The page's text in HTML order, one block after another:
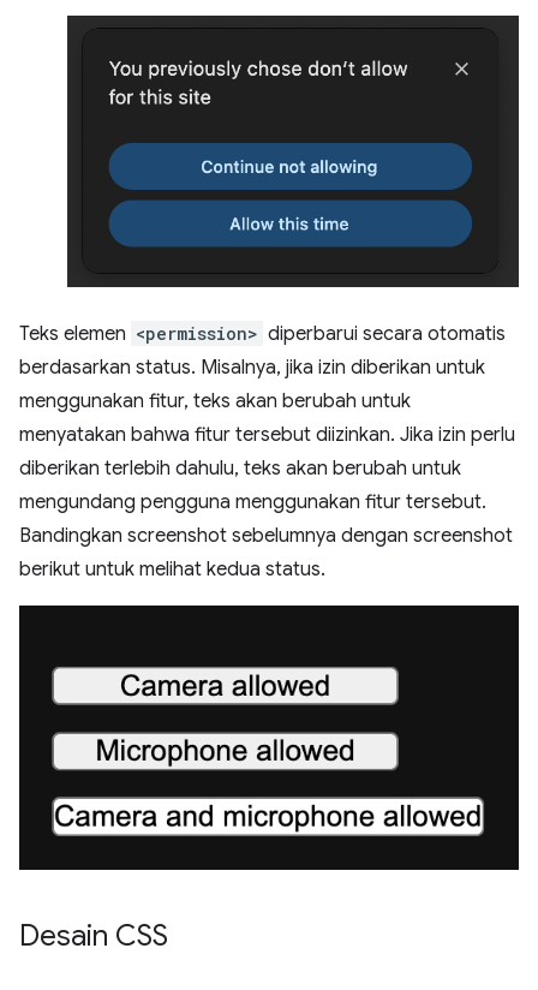
Teks elemen <permission> diperbarui secara otomatis
berdasarkan status. Misalnya, jika izin diberikan untuk
menggunakan fitur, teks akan berubah untuk
menyatakan bahwa fitur tersebut diizinkan. Jika izin perlu
diberikan terlebih dahulu, teks akan berubah untuk
mengundang pengguna menggunakan fitur tersebut.
Bandingkan screenshot sebelumnya dengan screenshot
berikut untuk melihat kedua status.
Desain CSS